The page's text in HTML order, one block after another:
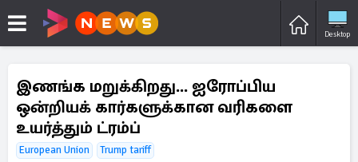
Desktop
இணங்க மறுக்கிறது... ஐரோப்பிய
ஒன்றியக் கார்களுக்கான வரிகளை
உயர்த்தும் ட்ரம்ப்
European Union
Trump tariff